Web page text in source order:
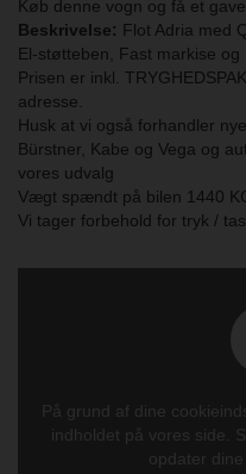
Køb denne vogn og få et
Beskrivelse: Flot Adria med
El-støtteben, Fast markise og
Prisen er inkl.
adresse.
Husk at vi også forhandler
Bürstner, Kabe og Vega og
vores udvalg
Vægt spændt på bilen 1440
Vi tager forbehold for tryk /
På grund af dine
indholdet på vores side.
opdater dine